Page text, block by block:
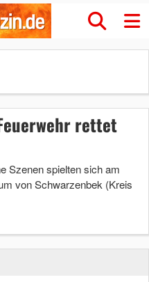
rettet
Szenen spielten sich am
von Schwarzenbek (Kreis